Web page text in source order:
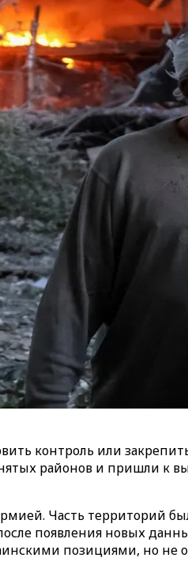
контроль или
районов и пришли к
Часть территорий
появления новых
позициями, но